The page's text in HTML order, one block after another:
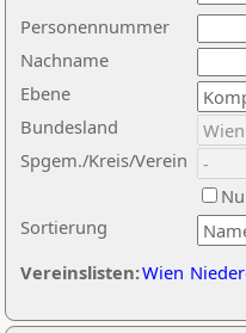
Nachname
Ebene
Sortierung
Personennummer
Bundesland
Spgem./Kreis/Verein
Vereinslisten:Wien